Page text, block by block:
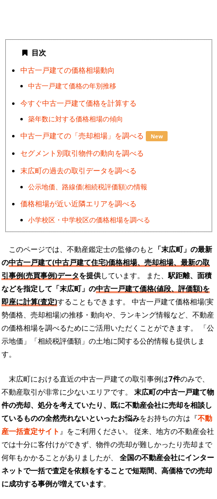
目次
中古一戸建ての価格相場動向
中古一戸建て価格の年別推移
今すぐ中古一戸建て価格を計算する
築年数に対する価格相場の傾向
中古一戸建ての「売却相場」を調べる New
セグメント別取引物件の動向を調べる
末広町の過去の取引データを調べる
公示地価、路線価(相続税評価額)の情報
価格相場が近い近隣エリアを調べる
小学校区・中学校区の価格相場を調べる
このページでは、不動産鑑定士の監修のもと 「末広町」の最新
の中古一戸建て(中古戸建て住宅)価格相場、売却相場、最新の取
引事例(売買事例)データを提供しています。 また、駅距離、面積
などを指定して「末広町」の中古一戸建て価格(値段、評価額)を
即座に計算(査定)することもできます。 中古一戸建て価格相場(実
勢価格、売却相場)の推移・動向や、ランキング情報など、不動産
の価格相場を調べるためにご活用いただくことができます。
「公
示地価」「相続税評価額」の土地に関する公的情報も提供しま
す。
末広町における直近の中古一戸建ての取引事例は7件のみで、
不動産取引が非常に少ないエリアです。 末広町の中古一戸建て物
件の売却、処分を考えていたり、既に不動産会社に売却を相談し
ているものの全然売れないといったお悩みをお持ちの方は『不動
産一括査定サイト 』をご利用ください。 従来、地方の不動産会社
では十分に客付けができず、物件の売却が難しかったり売却まで
何年もかかることがありましたが、 全国の不動産会社にインター
ネットで一括で査定を依頼をすることで短期間、高価格での売却
に成功する事例が増えています。